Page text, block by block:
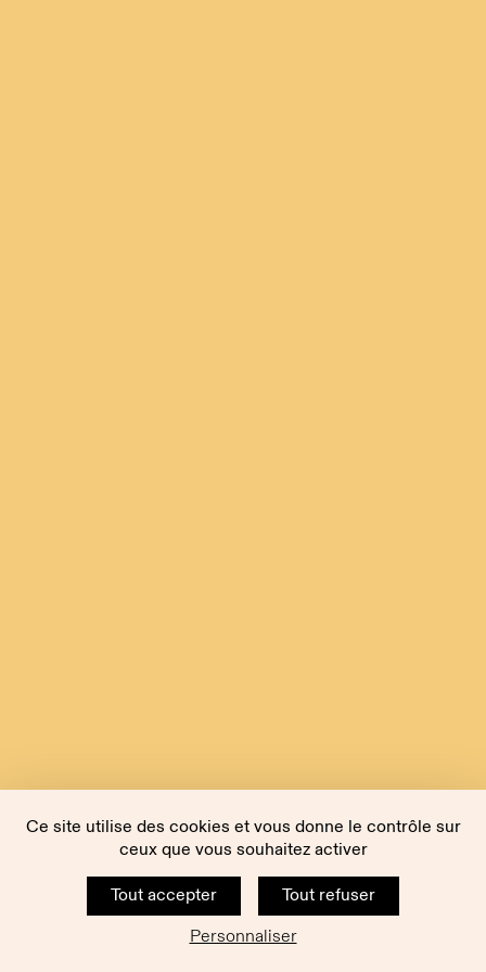
Ce site utilise des cookies et vous donne le contrôle sur
ceux que vous souhaitez activer
Tout accepter
Tout refuser
Personnaliser